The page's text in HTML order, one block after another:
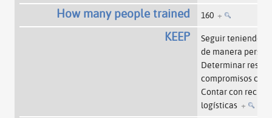
How many people trained 160 +
KEEP
Seguir teniendo
de manera
Determinar
compromisos
Contar con
logísticas +